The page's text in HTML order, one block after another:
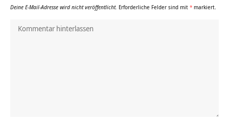
Deine E-Mail-Adresse wird nicht veröffentlicht. Erforderliche Felder sind mit * markiert.